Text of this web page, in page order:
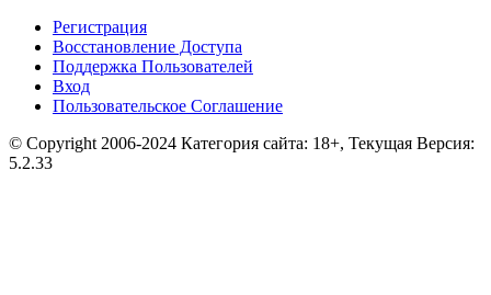
Регистрация
Восстановление Доступа
Поддержка Пользователей
Вход
Пользовательское Соглашение
© Copyright 2006-2024 Категория сайта: 18+, Текущая Версия:
5.2.33